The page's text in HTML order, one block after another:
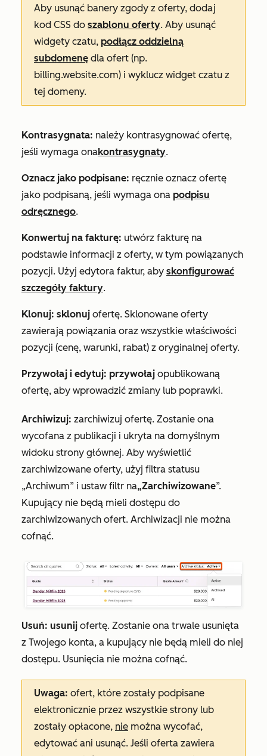
Aby usunąć banery zgody z oferty, dodaj
kod CSS do szablonu oferty. Aby usunąć
widgety czatu, podłącz oddzielną
subdomenę dla ofert (np.
billing.website.com) i wyklucz widget czatu z
tej domeny.
Kontrasygnata: należy kontrasygnować ofertę,
jeśli wymaga onakontrasygnaty.
Oznacz jako podpisane: ręcznie oznacz ofertę
jako podpisaną, jeśli wymaga ona podpisu
odręcznego.
Konwertuj na fakturę: utwórz fakturę na
podstawie informacji z oferty, w tym powiązanych
pozycji. Użyj edytora faktur, aby skonfigurować
szczegóły faktury.
Klonuj: sklonuj ofertę. Sklonowane oferty
zawierają powiązania oraz wszystkie właściwości
pozycji (cenę, warunki, rabat) z oryginalnej oferty.
Przywołaj i edytuj: przywołaj opublikowaną
ofertę, aby wprowadzić zmiany lub poprawki.
Archiwizuj: zarchiwizuj ofertę. Zostanie ona
wycofana z publikacji i ukryta na domyślnym
widoku strony głównej. Aby wyświetlić
zarchiwizowane oferty, użyj filtra statusu
„Archiwum” i ustaw filtr na„Zarchiwizowane”.
Kupujący nie będą mieli dostępu do
zarchiwizowanych ofert. Archiwizacji nie można
cofnąć.
Usuń: usunij ofertę. Zostanie ona trwale usunięta
z Twojego konta, a kupujący nie będą mieli do niej
dostępu. Usunięcia nie można cofnąć.
Uwaga: ofert, które zostały podpisane
elektronicznie przez wszystkie strony lub
zostały opłacone, nie można wycofać,
edytować ani usunąć. Jeśli oferta zawiera